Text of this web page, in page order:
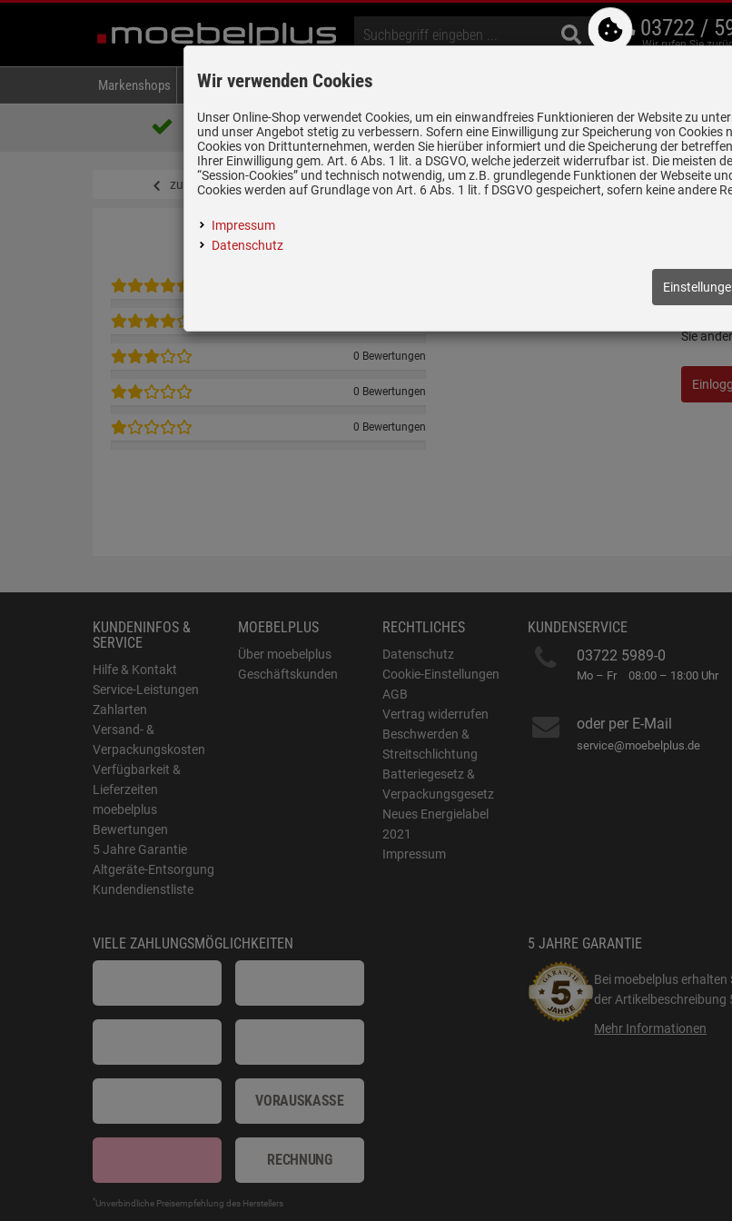
03722 /
Wir rufen Sie
Markenshops Backen & Kochen Kühlen & Gefrieren
Über 85.000 positive Bewertungen
auf eBay, Amazon und Trusted Shops
5 Jahre Garantie auf
alle gekennzeichneten Produkte
zurück zum Artikel
0 Bewertungen
0 Bewertungen
0 Bewertungen
Teka
Sie
KUNDENINFOS &
SERVICE
Hilfe & Kontakt
Service-Leistungen
Zahlarten
Versand- &
Verpackungskosten
Verfügbarkeit &
Lieferzeiten
moebelplus
Bewertungen
5 Jahre Garantie
Altgeräte-Entsorgung
Kundendienstliste
MOEBELPLUS
Über moebelplus
Geschäftskunden
RECHTLICHES
Datenschutz
Cookie-Einstellungen
AGB
Vertrag widerrufen
Beschwerden &
Streitschlichtung
Batteriegesetz &
Verpackungsgesetz
Neues Energielabel
2021
Impressum
KUNDENSERVICE
03722 5989-0
Mo – Fr 08:00 – 18:00 Uhr
oder per E-Mail
service@moebelplus.de
VIELE ZAHLUNGSMÖGLICHKEITEN
VORAUSKASSE
RECHNUNG
*Unverbindliche Preisempfehlung des Herstellers
5 JAHRE GARANTIE
Bei moebelplus erhalten
der Artikelbeschreibung
Mehr Informationen
Wir verwenden Cookies
Unser Online-Shop verwendet Cookies, um ein einwandfreies Funktionieren der Website zu
und unser Angebot stetig zu verbessern. Sofern eine Einwilligung zur Speicherung von
Cookies von Drittunternehmen, werden Sie hierüber informiert und die Speicherung der
Ihrer Einwilligung gem. Art. 6 Abs. 1 lit. a DSGVO, welche jederzeit widerrufbar ist. Die meisten
“Session-Cookies” und technisch notwendig, um z.B. grundlegende Funktionen der Webseite
Cookies werden auf Grundlage von Art. 6 Abs. 1 lit. f DSGVO gespeichert, sofern keine andere
Impressum
Datenschutz